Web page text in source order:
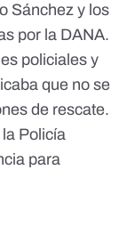
Sánchez y los
por la DANA.
policiales y
que no se
de rescate.
Policía
para